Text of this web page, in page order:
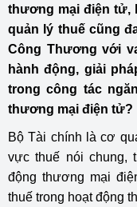
thương mại điện tử,
quản lý thuế cũng
Công Thương với
hành động, giải
trong công tác
thương mại điện tử?
Bộ Tài chính là cơ
vực thuế nói chung,
động thương mại
thuế trong hoạt động